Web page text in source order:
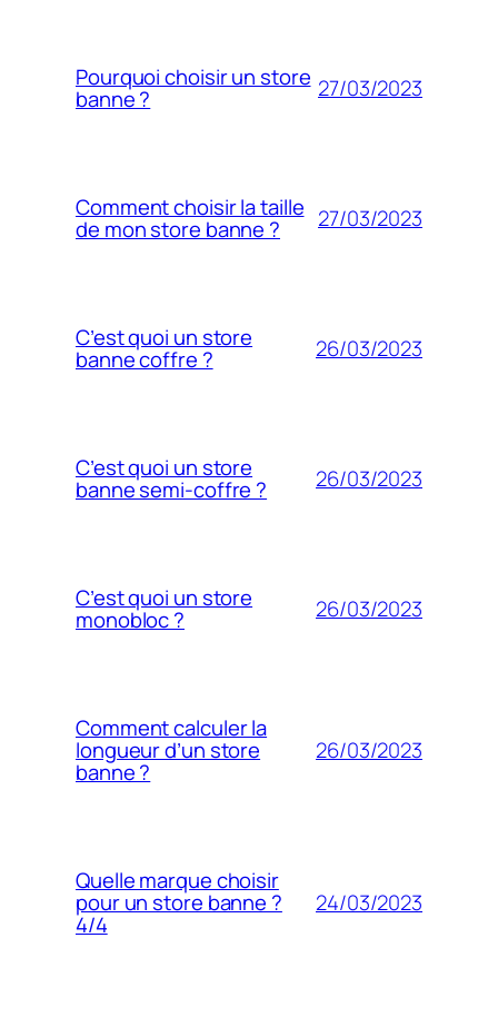
Pourquoi choisir un store
banne ? 27/03/2023
Comment choisir la taille
de mon store banne ? 27/03/2023
C’est quoi un store
banne coffre ? 26/03/2023
C’est quoi un store
banne semi-coffre ? 26/03/2023
C’est quoi un store
monobloc ? 26/03/2023
Comment calculer la
longueur d’un store
banne ?
26/03/2023
Quelle marque choisir
pour un store banne ?
4/4
24/03/2023